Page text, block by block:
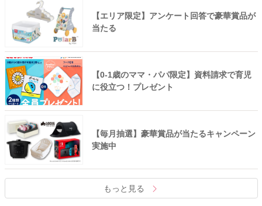
【エリア限定】アンケート回答で豪華賞品が
当たる
【0-1歳のママ・パパ限定】資料請求で育児
に役立つ！プレゼント
【毎月抽選】豪華賞品が当たるキャンペーン
実施中
もっと見る